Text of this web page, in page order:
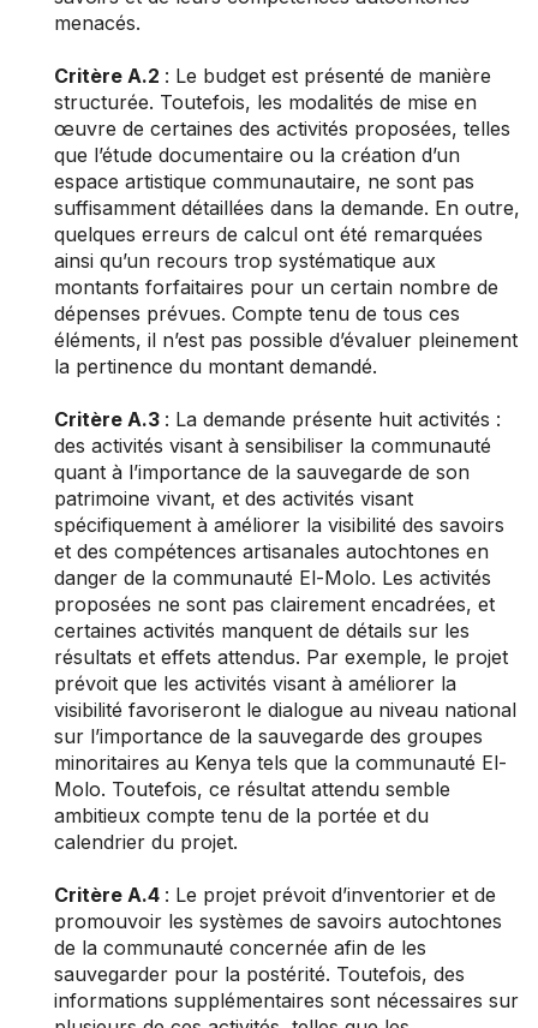
menacés.
Critère A.2 : Le budget est présenté de manière
structurée. Toutefois, les modalités de mise en
œuvre de certaines des activités proposées, telles
que l’étude documentaire ou la création d’un
espace artistique communautaire, ne sont pas
suffisamment détaillées dans la demande. En outre,
quelques erreurs de calcul ont été remarquées
ainsi qu’un recours trop systématique aux
montants forfaitaires pour un certain nombre de
dépenses prévues. Compte tenu de tous ces
éléments, il n’est pas possible d’évaluer pleinement
la pertinence du montant demandé.
Critère A.3 : La demande présente huit activités :
des activités visant à sensibiliser la communauté
quant à l’importance de la sauvegarde de son
patrimoine vivant, et des activités visant
spécifiquement à améliorer la visibilité des savoirs
et des compétences artisanales autochtones en
danger de la communauté El-Molo. Les activités
proposées ne sont pas clairement encadrées, et
certaines activités manquent de détails sur les
résultats et effets attendus. Par exemple, le projet
prévoit que les activités visant à améliorer la
visibilité favoriseront le dialogue au niveau national
sur l’importance de la sauvegarde des groupes
minoritaires au Kenya tels que la communauté El-
Molo. Toutefois, ce résultat attendu semble
ambitieux compte tenu de la portée et du
calendrier du projet.
Critère A.4 : Le projet prévoit d’inventorier et de
promouvoir les systèmes de savoirs autochtones
de la communauté concernée afin de les
sauvegarder pour la postérité. Toutefois, des
informations supplémentaires sont nécessaires sur